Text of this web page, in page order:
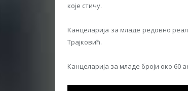
које стичу.
Канцеларија за младе редовно
Трајковић.
Канцеларија за младе броји око 60